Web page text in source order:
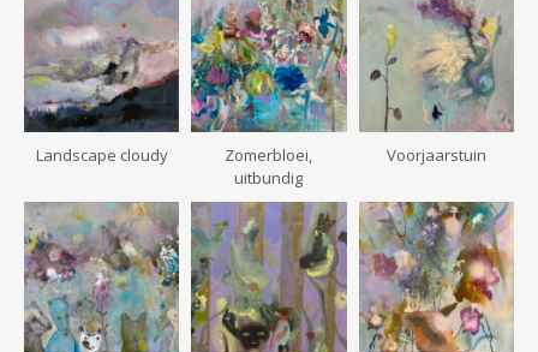
Landscape cloudy
Zomerbloei,
uitbundig
Voorjaarstuin